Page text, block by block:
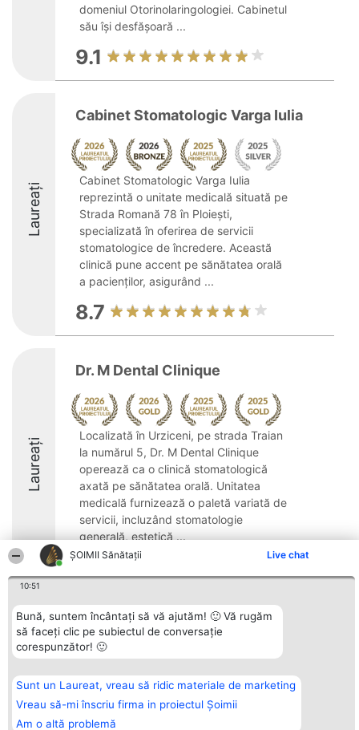
ŞOIMII Sănătații Live chat
10:51
Bună, suntem încântați să vă ajutăm! 🙂 Vă rugăm
să faceți clic pe subiectul de conversație
corespunzător! 🙂
Sunt un Laureat, vreau să ridic materiale de marketing
Vreau să-mi înscriu firma in proiectul Șoimii
Am o altă problemă
domeniul Otorinolaringologiei. Cabinetul
său își desfășoară ...
9.1
Laureați
Cabinet Stomatologic Varga Iulia
Cabinet Stomatologic Varga Iulia
reprezintă o unitate medicală situată pe
Strada Romană 78 în Ploiești,
specializată în oferirea de servicii
stomatologice de încredere. Această
clinică pune accent pe sănătatea orală
a pacienților, asigurând ...
8.7
Laureați
Dr. M Dental Clinique
Localizată în Urziceni, pe strada Traian
la numărul 5, Dr. M Dental Clinique
operează ca o clinică stomatologică
axată pe sănătatea orală. Unitatea
medicală furnizează o paletă variată de
servicii, incluzând stomatologie
generală, estetică ...
9.6
Organizator Ranking
BRIGHT SOLUTIONS BR SRL
Aleea Timisul De Sus 2 Bl. A30
Sc. A Et. 4 Ap. 13 Cod 061952
CUI 36737675
Plebiscyt
Câștigătorii
Laureaților
Statut
confidențialitate
Contact